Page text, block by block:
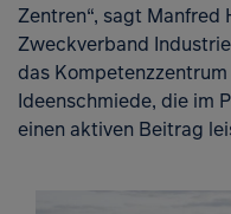
Zentren“, sagt Manfred
Zweckverband
das
Ideenschmiede, die im
einen aktiven Beitrag